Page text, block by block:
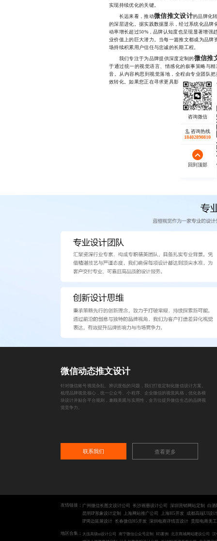
实现持续优化的关键。
长远来看，推动微信推文设计的品牌化
的深层进化。据实践数据显示，经过系统化品牌
动率增长超过50%，品牌认知度也呈现显著增强
业价值上的巨大潜力。当每一篇推文都成为品牌
场持续积累用户信任与忠诚的长期工程。
我们专注于为品牌提供深度定制的微信推
于通过统一的视觉语言、情感化的叙事策略与
音。从内容构思到视觉落地，全程由专业团队
效转化。如果您正在寻求更具影响力的推文表现
欢迎微
咨询热线
18402890810
回到顶部
微信动态推文设计
针对微信账号视觉杂乱、辨识度低的问题，我们打造定制化微信设计方案。
梳理品牌视觉核心，统一公众号、小程序、企业微信的视觉风格，优化各模
块设计并贴合平台规则，兼顾美观与实用性，全方位提升微信生态的品牌视
觉竞争力。
联系我们 查看更多
友情链接： 广州微信长图文设计公司 长沙画册设计公司 深圳营销网站定制
白酒
昆明IP形象设计定制
上海网站推广公司 上海H5开发 成都高端UI设
IP周边延展设计 长春微信H5开发 深圳电商详情页设计 贵阳电商美
地区合集： 大连高级ui设计公司 南宁微信公众号定制 H5案例 北京商城网站建设公司
汉